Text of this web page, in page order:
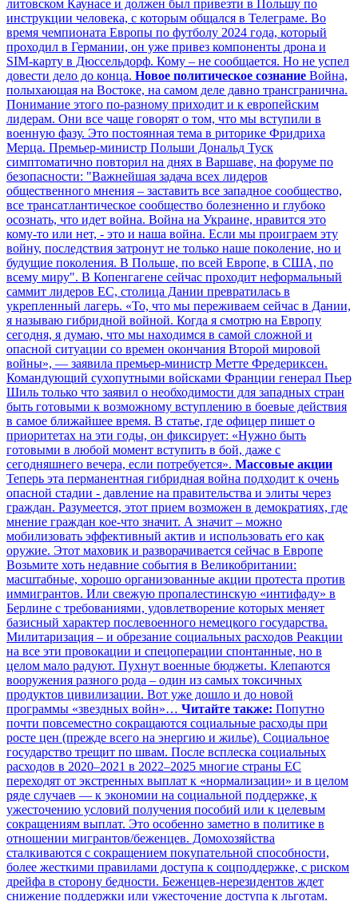
литовском Каунасе и должен был привезти в Польшу по
инструкции человека, с которым общался в Телеграме. Во
время чемпионата Европы по футболу 2024 года, который
проходил в Германии, он уже привез компоненты дрона и
SIM-карту в Дюссельдорф. Кому – не сообщается. Но не успел
довести дело до конца. Новое политическое сознание Война,
полыхающая на Востоке, на самом деле давно трансгранична.
Понимание этого по-разному приходит и к европейским
лидерам. Они все чаще говорят о том, что мы вступили в
военную фазу. Это постоянная тема в риторике Фридриха
Мерца. Премьер-министр Польши Дональд Туск
симптоматично повторил на днях в Варшаве, на форуме по
безопасности: "Важнейшая задача всех лидеров
общественного мнения – заставить все западное сообщество,
все трансатлантическое сообщество болезненно и глубоко
осознать, что идет война. Война на Украине, нравится это
кому-то или нет, - это и наша война. Если мы проиграем эту
войну, последствия затронут не только наше поколение, но и
будущие поколения. В Польше, по всей Европе, в США, по
всему миру". В Копенгагене сейчас проходит неформальный
саммит лидеров ЕС, столица Дании превратилась в
укрепленный лагерь. «То, что мы переживаем сейчас в Дании,
я называю гибридной войной. Когда я смотрю на Европу
сегодня, я думаю, что мы находимся в самой сложной и
опасной ситуации со времен окончания Второй мировой
войны», — заявила премьер-министр Метте Фредериксен.
Командующий сухопутными войсками Франции генерал Пьер
Шиль только что заявил о необходимости для западных стран
быть готовыми к возможному вступлению в боевые действия
в самое ближайшее время. В статье, где офицер пишет о
приоритетах на эти годы, он фиксирует: «Нужно быть
готовыми в любой момент вступить в бой, даже с
сегодняшнего вечера, если потребуется». Массовые акции
Теперь эта перманентная гибридная война подходит к очень
опасной стадии - давление на правительства и элиты через
граждан. Разумеется, этот прием возможен в демократиях, где
мнение граждан кое-что значит. А значит – можно
мобилизовать эффективный актив и использовать его как
оружие. Этот маховик и разворачивается сейчас в Европе
Возьмите хоть недавние события в Великобритании:
масштабные, хорошо организованные акции протеста против
иммигрантов. Или свежую пропалестинскую «интифаду» в
Берлине с требованиями, удовлетворение которых меняет
базисный характер послевоенного немецкого государства.
Милитаризация – и обрезание социальных расходов Реакции
на все эти провокации и спецоперации спонтанные, но в
целом мало радуют. Пухнут военные бюджеты. Клепаются
вооружения разного рода – один из самых токсичных
продуктов цивилизации. Вот уже дошло и до новой
программы «звездных войн»… Читайте также: Попутно
почти повсеместно сокращаются социальные расходы при
росте цен (прежде всего на энергию и жилье). Социальное
государство трещит по швам. После всплеска социальных
расходов в 2020–2021 в 2022–2025 многие страны ЕС
переходят от экстренных выплат к «нормализации» и в целом
ряде случаев — к экономии на социальной поддержке, к
ужесточению условий получения пособий или к целевым
сокращениям выплат. Это особенно заметно в политике в
отношении мигрантов/беженцев. Домохозяйства
сталкиваются с сокращением покупательной способности,
более жесткими правилами доступа к соцподдержке, с риском
дрейфа в сторону бедности. Беженцев-нерезидентов ждет
снижение поддержки или ужесточение доступа к льготам.